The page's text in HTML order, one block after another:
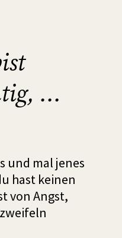
…
und mal jenes
hast keinen
von Angst,